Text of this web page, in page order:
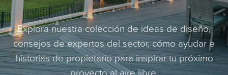
Explora nuestra colección de ideas de diseño,
consejos de expertos del sector, cómo ayudar e
historias de propietario para inspirar tu próximo